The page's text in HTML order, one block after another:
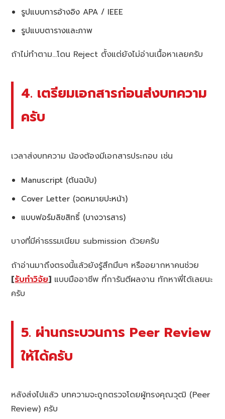
รูปแบบการอ้างอิง APA / IEEE
รูปแบบตารางและภาพ
ถ้าไม่ทำตาม…โดน Reject ตั้งแต่ยังไม่อ่านเนื้อหาเลยครับ
4. เตรียมเอกสารก่อนส่งบทความ
ครับ
เวลาส่งบทความ น้องต้องมีเอกสารประกอบ เช่น
Manuscript (ต้นฉบับ)
Cover Letter (จดหมายปะหน้า)
แบบฟอร์มลิขสิทธิ์ (บางวารสาร)
บางที่มีค่าธรรมเนียม submission ด้วยครับ
ถ้าอ่านมาถึงตรงนี้แล้วยังรู้สึกมึนๆ หรืออยากหาคนช่วย
[รับทำวิจัย] แบบมืออาชีพ ที่การันตีผลงาน ทักหาพี่ได้เลยนะ
ครับ
5. ผ่านกระบวนการ Peer Review
ให้ได้ครับ
หลังส่งไปแล้ว บทความจะถูกตรวจโดยผู้ทรงคุณวุฒิ (Peer
Review) ครับ